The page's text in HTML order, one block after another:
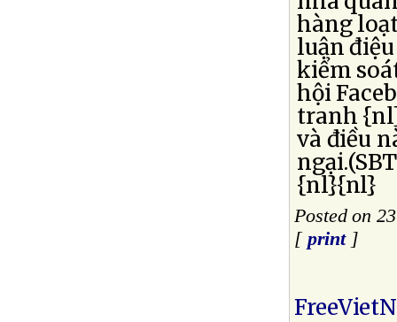
hàng
luận
kiểm
hội
tranh
và điều
{nl}{nl}
Posted on
[ print]